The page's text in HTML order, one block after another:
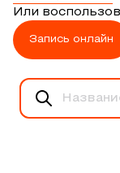
Или
Запись онлайн